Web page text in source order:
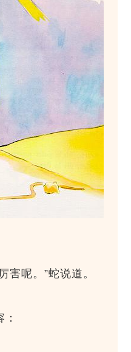
害呢。”蛇说道。